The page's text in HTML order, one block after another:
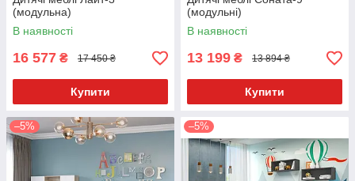
(модульна)
В наявності
16 577 ₴ 17 450 ₴
Купити
(модульні)
В наявності
13 199 ₴ 13 894 ₴
Купити
–5% –5%